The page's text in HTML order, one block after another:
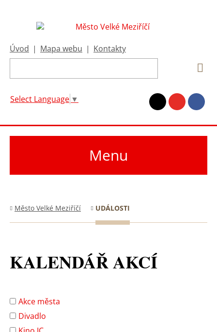
Úvod | Mapa webu | Kontakty
Select Language ▼
Menu
Město Velké Meziříčí UDÁLOSTI
KALENDÁŘ AKCÍ
Akce města
Divadlo